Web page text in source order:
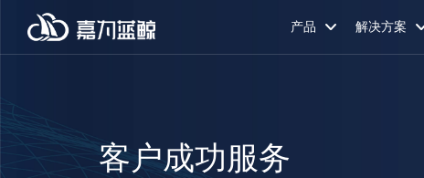
产品 解决方案
客户成功服务